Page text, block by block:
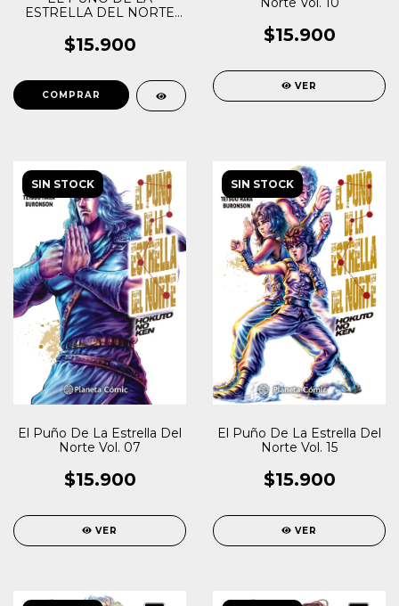
ESTRELLA DEL NORTE
$15.900 $15.900
VER
SIN STOCK
El Puño De La Estrella Del
Norte Vol. 07
$15.900
VER
SIN STOCK
El Puño De La Estrella Del
Norte Vol. 15
$15.900
VER